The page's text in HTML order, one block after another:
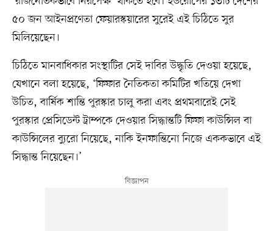
৫০ জন আইনপ্রণেতা ফেয়ারস্কয়ারের সুরেই এই চিঠিতে সুর
মিলিয়েছেন।
চিঠিতে মানবাধিকার সংস্থাটির সেই দাবির উদ্ধৃতি দেওয়া হয়েছে,
যেখানে বলা হয়েছে, ‘ফিফার নৈতিকতা কমিটির খতিয়ে দেখা
উচিত, বার্ষিক শান্তি পুরস্কার চালু করা এবং প্রথমবারেই সেই
পুরস্কার প্রেসিডেন্ট ট্রাম্পকে দেওয়ার সিদ্ধান্তটি ফিফা কাউন্সিল বা
কাউন্সিলের ব্যুরো নিয়েছে, নাকি ইনফান্তিনো নিজে এককভাবে এই
সিদ্ধান্ত নিয়েছেন।’